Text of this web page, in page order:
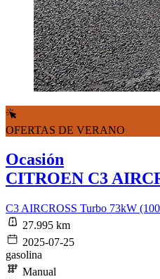
OFERTAS DE VERANO
Ocasión
CITROEN C3
C3 AIRCROSS Turbo 73kW
27.995 km
2025-07-25
gasolina
Manual